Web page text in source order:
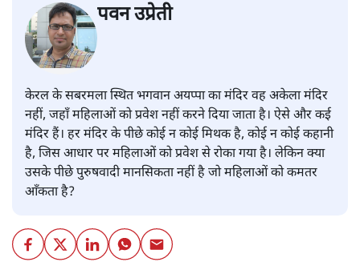
पवन उप्रेती
केरल के सबरमला स्थित भगवान अयप्पा का मंदिर वह अकेला मंदिर
नहीं, जहाँ महिलाओं को प्रवेश नहीं करने दिया जाता है। ऐसे और कई
मंदिर हैं। हर मंदिर के पीछे कोई न कोई मिथक है, कोई न कोई कहानी
है, जिस आधार पर महिलाओं को प्रवेश से रोका गया है। लेकिन क्या
उसके पीछे पुरुषवादी मानसिकता नहीं है जो महिलाओं को कमतर
आँकता है?